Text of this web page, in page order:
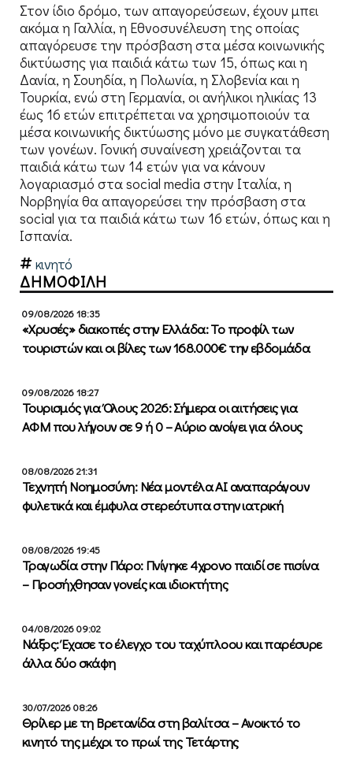
Στον ίδιο δρόμο, των απαγορεύσεων, έχουν μπει
ακόμα η Γαλλία, η Εθνοσυνέλευση της οποίας
απαγόρευσε την πρόσβαση στα μέσα κοινωνικής
δικτύωσης για παιδιά κάτω των 15, όπως και η
Δανία, η Σουηδία, η Πολωνία, η Σλοβενία και η
Τουρκία, ενώ στη Γερμανία, οι ανήλικοι ηλικίας 13
έως 16 ετών επιτρέπεται να χρησιμοποιούν τα
μέσα κοινωνικής δικτύωσης μόνο με συγκατάθεση
των γονέων. Γονική συναίνεση χρειάζονται τα
παιδιά κάτω των 14 ετών για να κάνουν
λογαριασμό στα social media στην Ιταλία, η
Νορβηγία θα απαγορεύσει την πρόσβαση στα
social για τα παιδιά κάτω των 16 ετών, όπως και η
Ισπανία.
κινητό
ΔΗΜΟΦΙΛΗ
09/08/2026 18:35
«Χρυσές» διακοπές στην Ελλάδα: Το προφίλ των
τουριστών και οι βίλες των 168.000€ την εβδομάδα
09/08/2026 18:27
Τουρισμός για Όλους 2026: Σήμερα οι αιτήσεις για
ΑΦΜ που λήγουν σε 9 ή 0 – Αύριο ανοίγει για όλους
08/08/2026 21:31
Τεχνητή Νοημοσύνη: Νέα μοντέλα ΑΙ αναπαράγουν
φυλετικά και έμφυλα στερεότυπα στην ιατρική
08/08/2026 19:45
Τραγωδία στην Πάρο: Πνίγηκε 4χρονο παιδί σε πισίνα
– Προσήχθησαν γονείς και ιδιοκτήτης
04/08/2026 09:02
Νάξος: Έχασε το έλεγχο του ταχύπλοου και παρέσυρε
άλλα δύο σκάφη
30/07/2026 08:26
Θρίλερ με τη Βρετανίδα στη βαλίτσα – Ανοικτό το
κινητό της μέχρι το πρωί της Τετάρτης